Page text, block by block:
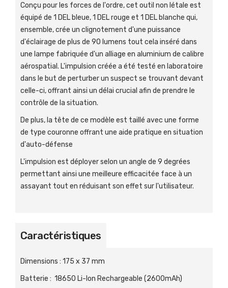
Conçu pour les forces de l'ordre, cet outil non létale est
équipé de 1 DEL bleue, 1 DEL rouge et 1 DEL blanche qui,
ensemble, crée un clignotement d'une puissance
d'éclairage de plus de 90 lumens tout cela inséré dans
une lampe fabriquée d'un alliage en aluminium de calibre
aérospatial. L'impulsion créée a été testé en laboratoire
dans le but de perturber un suspect se trouvant devant
celle-ci, offrant ainsi un délai crucial afin de prendre le
contrôle de la situation.
De plus, la tête de ce modèle est taillé avec une forme
de type couronne offrant une aide pratique en situation
d'auto-défense
L'impulsion est déployer selon un angle de 9 degrées
permettant ainsi une meilleure efficacitée face à un
assayant tout en réduisant son effet sur l'utilisateur.
Caractéristiques
Dimensions : 175 x 37 mm
Batterie : 18650 Li-Ion Rechargeable (2600mAh)